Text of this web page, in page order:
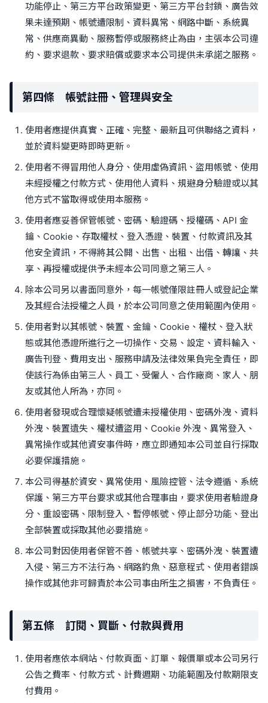
功能停止、第三方平台政策變更、第三方平台封鎖、廣告效
果未達預期、帳號遭限制、資料異常、網路中斷、系統異
常、供應商異動、服務暫停或服務終止為由，主張本公司違
約、要求退款、要求賠償或要求本公司提供未承諾之服務。
第四條 帳號註冊、管理與安全
使用者應提供真實、正確、完整、最新且可供聯絡之資料，
並於資料變更時即時更新。
使用者不得冒用他人身分、使用虛偽資訊、盜用帳號、使用
未經授權之付款方式、使用他人資料、規避身分驗證或以其
他方式不當取得或使用本服務。
使用者應妥善保管帳號、密碼、驗證碼、授權碼、API 金
鑰、Cookie、存取權杖、登入憑證、裝置、付款資訊及其
他安全資訊，不得將其公開、出售、出租、出借、轉讓、共
享、再授權或提供予未經本公司同意之第三人。
除本公司另以書面同意外，每一帳號僅限註冊人或登記企業
及其經合法授權之人員，於本公司同意之使用範圍內使用。
使用者對以其帳號、裝置、金鑰、Cookie、權杖、登入狀
態或其他憑證所進行之一切操作、交易、設定、資料輸入、
廣告刊登、費用支出、服務申請及法律效果負完全責任，即
使該行為係由第三人、員工、受僱人、合作廠商、家人、朋
友或其他人所為，亦同。
使用者發現或合理懷疑帳號遭未授權使用、密碼外洩、資料
外洩、裝置遺失、權杖遭盜用、Cookie 外洩、異常登入、
異常操作或其他資安事件時，應立即通知本公司並自行採取
必要保護措施。
本公司得基於資安、異常使用、風險控管、法令遵循、系統
保護、第三方平台要求或其他合理事由，要求使用者驗證身
分、重設密碼、限制登入、暫停帳號、停止部分功能、登出
全部裝置或採取其他必要措施。
本公司對因使用者保管不善、帳號共享、密碼外洩、裝置遭
入侵、第三方不法行為、網路釣魚、惡意程式、使用者錯誤
操作或其他非可歸責於本公司事由所生之損害，不負責任。
第五條 訂閱、買斷、付款與費用
使用者應依本網站、付款頁面、訂單、報價單或本公司另行
公告之費率、付款方式、計費週期、功能範圍及付款期限支
付費用。